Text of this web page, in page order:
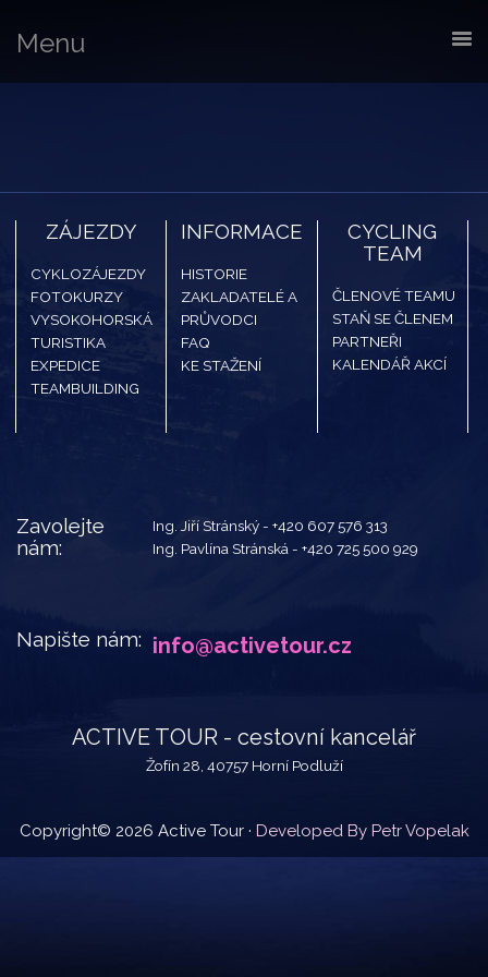
Menu
ZÁJEZDY
CYKLOZÁJEZDY
FOTOKURZY
VYSOKOHORSKÁ
TURISTIKA
EXPEDICE
TEAMBUILDING
INFORMACE
HISTORIE
ZAKLADATELÉ A
PRŮVODCI
FAQ
KE STAŽENÍ
CYCLING
TEAM
ČLENOVÉ TEAMU
STAŇ SE ČLENEM
PARTNEŘI
KALENDÁŘ AKCÍ
Zavolejte
nám:
Ing. Jiří Stránský -+420 607 576 313
Ing. Pavlína Stránská -+420 725 500 929
Napište nám: info@activetour.cz
ACTIVE TOUR - cestovní kancelář
Žofín 28, 40757 Horní Podluží
Copyright© 2026 Active Tour · Developed By Petr Vopelak